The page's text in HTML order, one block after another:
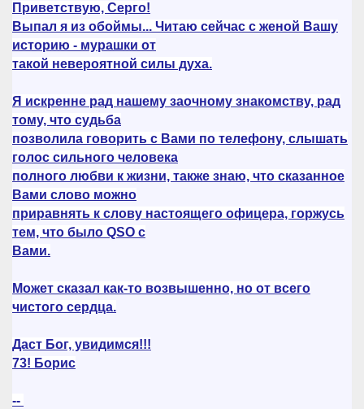
Приветствую, Серго!
Выпал я из обоймы... Читаю сейчас с женой Вашу
историю - мурашки от
такой невероятной силы духа.
Я искренне рад нашему заочному знакомству, рад
тому, что судьба
позволила говорить с Вами по телефону, слышать
голос сильного человека
полного любви к жизни, также знаю, что сказанное
Вами слово можно
приравнять к слову настоящего офицера, горжусь
тем, что было QSO с
Вами.
Может сказал как-то возвышенно, но от всего
чистого сердца.
Даст Бог, увидимся!!!
73! Борис
--